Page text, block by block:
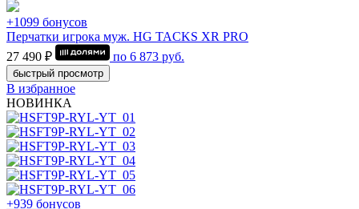
+1099 бонусов
Перчатки игрока муж. HG TACKS XR PRO
27 490 ₽
по 6 873 руб.
быстрый просмотр
В избранное
НОВИНКА
+939 бонусов